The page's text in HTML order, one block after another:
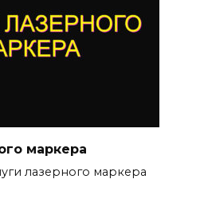
маркера
лазерного маркера